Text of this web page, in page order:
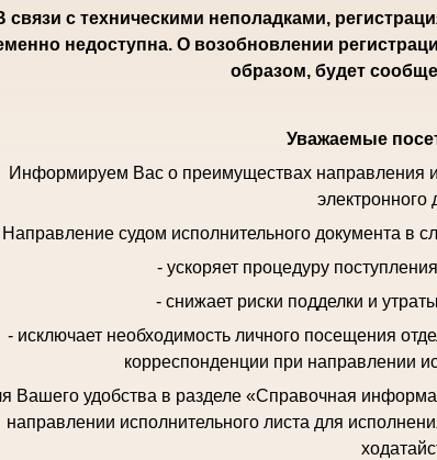
связи с техническими неполадками,
недоступна. О возобновлении
образом, будет
Уважаемые
Информируем Вас о преимуществах направления
электронного
Направление судом исполнительного документа в
- ускоряет процедуру
- снижает риски подделки и
- исключает необходимость личного посещения
корреспонденции при направлении
Вашего удобства в разделе «Справочная
направлении исполнительного листа для